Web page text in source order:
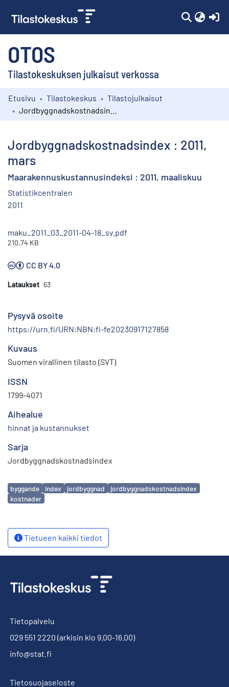
OTOS
Tilastokeskuksen julkaisut verkossa
Kokoelmat
Etusivu Tilastokeskus
Tilastojulkaisut
Jordbyggnadskostnadsindex : 2011,
mars
Maarakennuskustannusindeksi : 2011, maaliskuu
Statistikcentralen
2011
maku_2011_03_2011-04-18_sv.pdf
210.74 KB
CC BY 4.0
Lataukset 63
Pysyvä osoite
https://urn.fi/URN:NBN:fi-fe20230917127858
Kuvaus
Suomen virallinen tilasto (SVT)
ISSN
1799-4071
Aihealue
hinnat ja kustannukset
Sarja
Jordbyggnadskostnadsindex
Avainsanat
byggande index jordbyggnad
jordbyggnadskostnadsindex
kostnader
Tietueen kaikki tiedot
Tietopalvelu
029 551 2220 (arkisin klo 9.00-16.00)
info@stat.fi
Tietosuojaseloste